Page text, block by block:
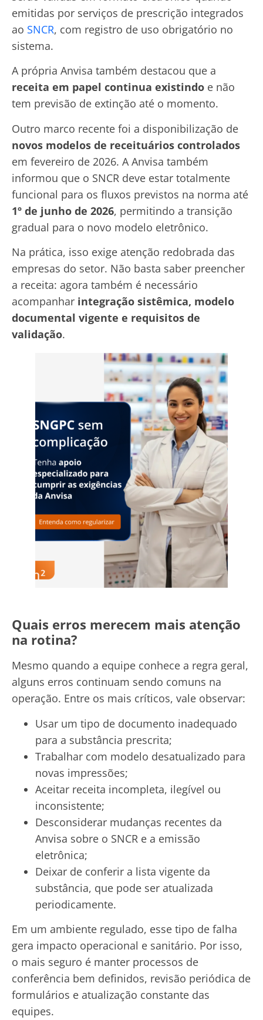
emitidas por serviços de prescrição integrados
ao SNCR, com registro de uso obrigatório no
sistema.
A própria Anvisa também destacou que a
receita em papel continua existindo e não
tem previsão de extinção até o momento.
Outro marco recente foi a disponibilização de
novos modelos de receituários controlados
em fevereiro de 2026. A Anvisa também
informou que o SNCR deve estar totalmente
funcional para os fluxos previstos na norma até
1º de junho de 2026, permitindo a transição
gradual para o novo modelo eletrônico.
Na prática, isso exige atenção redobrada das
empresas do setor. Não basta saber preencher
a receita: agora também é necessário
acompanhar integração sistêmica, modelo
documental vigente e requisitos de
validação.
Quais erros merecem mais atenção
na rotina?
Mesmo quando a equipe conhece a regra geral,
alguns erros continuam sendo comuns na
operação. Entre os mais críticos, vale observar:
Usar um tipo de documento inadequado
para a substância prescrita;
Trabalhar com modelo desatualizado para
novas impressões;
Aceitar receita incompleta, ilegível ou
inconsistente;
Desconsiderar mudanças recentes da
Anvisa sobre o SNCR e a emissão
eletrônica;
Deixar de conferir a lista vigente da
substância, que pode ser atualizada
periodicamente.
Em um ambiente regulado, esse tipo de falha
gera impacto operacional e sanitário. Por isso,
o mais seguro é manter processos de
conferência bem definidos, revisão periódica de
formulários e atualização constante das
equipes.